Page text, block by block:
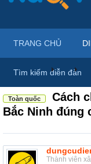
Diễn đàn ...
Toàn quốc
Cách
Bắc Ninh đúng
Thành viên
TRANG CHỦ
Tìm kiếm diễn đàn